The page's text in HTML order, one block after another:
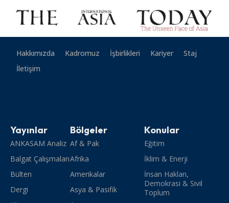
Hakkımızda Kadromuz İşbirlikleri Kariyer
Staj
İletişim
Yayınlar
ANKASAM Analiz
Balgat Çalışmaları
Bülten
Dergi
Bölgeler
Af & Pak
Afrika
Amerikalar
Asya & Pasifik
Konular
Eğitim
İklim & Enerji
İnsan Hakları,
Demokrasi & Sivil
Toplum